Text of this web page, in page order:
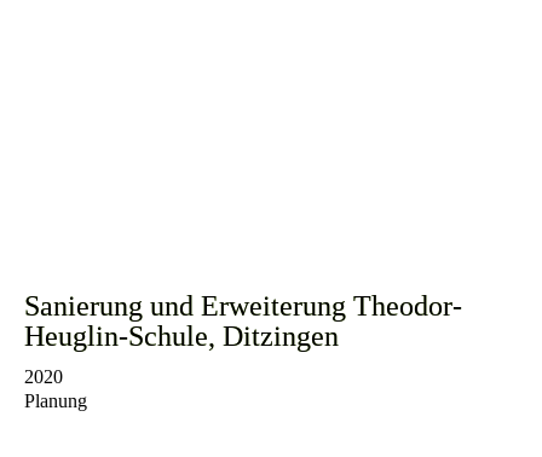
Sanierung und Erweiterung Theodor-
Heuglin-Schule, Ditzingen
2020
Planung